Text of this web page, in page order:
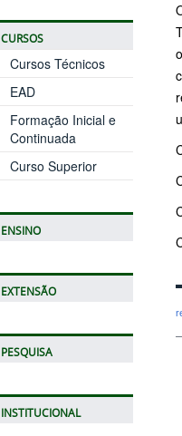
CURSOS
Cursos Técnicos
EAD
Formação Inicial e
Continuada
Curso Superior
ENSINO
EXTENSÃO
PESQUISA
INSTITUCIONAL